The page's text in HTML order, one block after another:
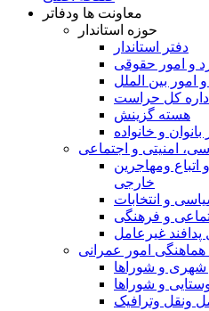
معاونت ها ودفاتر
حوزه استاندار
دفتر استاندار
و امور حقوقی
امور بین الملل
اداره کل حراست
هسته گزینش
و خانواده
امنیتی و اجتماعی
اتباع ومهاجرین
خارجی
و انتخابات
و فرهنگی
پدافند غیرعامل
امور عمرانی
شهری و شوراها
و شوراها
ونقل وترافيک